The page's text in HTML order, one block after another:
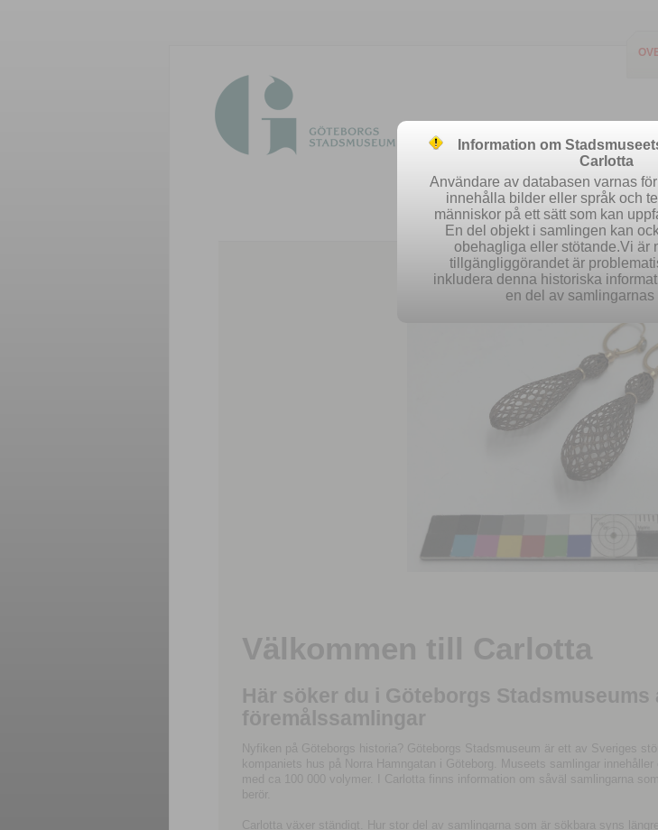
Easy search
Välkommen till Carlotta
Här söker du i Göteborgs
föremålssamlingar
Nyfiken på Göteborgs historia? Göteborgs Stadsmuseum är ett av Sveriges
kompaniets hus på Norra Hamngatan i Göteborg. Museets samlingar
med ca 100 000 volymer. I Carlotta finns information om såväl samlingarna
berör.
Carlotta växer ständigt. Hur stor del av samlingarna som är sökbara syns
Information om
Carlotta
Användare av databasen varnas
innehålla bilder eller språk och
människor på ett sätt som kan
En del objekt i samlingen kan
obehagliga eller stötande.Vi är
tillgängliggörandet är
inkludera denna historiska
en del av samlingarnas